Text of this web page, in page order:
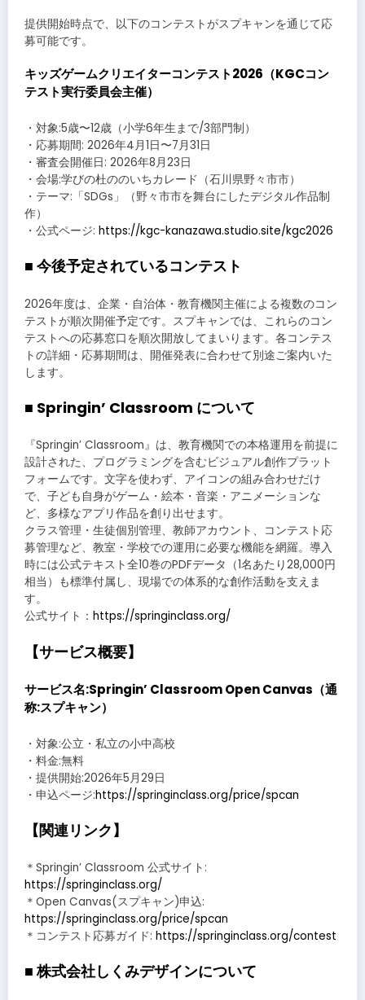
提供開始時点で、以下のコンテストがスプキャンを通じて応
募可能です。
キッズゲームクリエイターコンテスト2026（KGCコン
テスト実行委員会主催）
・対象:5歳〜12歳（小学6年生まで/3部門制）
・応募期間: 2026年4月1日〜7月31日
・審査会開催日: 2026年8月23日
・会場:学びの杜ののいちカレード（石川県野々市市）
・テーマ:「SDGs」（野々市市を舞台にしたデジタル作品制
作）
・公式ページ: https://kgc-kanazawa.studio.site/kgc2026
■ 今後予定されているコンテスト
2026年度は、企業・自治体・教育機関主催による複数のコン
テストが順次開催予定です。スプキャンでは、これらのコン
テストへの応募窓口を順次開放してまいります。各コンテス
トの詳細・応募期間は、開催発表に合わせて別途ご案内いた
します。
■ Springin’ Classroom について
『Springin’ Classroom』は、教育機関での本格運用を前提に
設計された、プログラミングを含むビジュアル創作プラット
フォームです。文字を使わず、アイコンの組み合わせだけ
で、子ども自身がゲーム・絵本・音楽・アニメーションな
ど、多様なアプリ作品を創り出せます。
クラス管理・生徒個別管理、教師アカウント、コンテスト応
募管理など、教室・学校での運用に必要な機能を網羅。導入
時には公式テキスト全10巻のPDFデータ（1名あたり28,000円
相当）も標準付属し、現場での体系的な創作活動を支えま
す。
公式サイト： https://springinclass.org/
【サービス概要】
サービス名:Springin’ Classroom Open Canvas（通
称:スプキャン）
・対象:公立・私立の小中高校
・料金:無料
・提供開始:2026年5月29日
・申込ページ:https://springinclass.org/price/spcan
【関連リンク】
＊Springin’ Classroom 公式サイト:
https://springinclass.org/
＊Open Canvas(スプキャン)申込:
https://springinclass.org/price/spcan
＊コンテスト応募ガイド: https://springinclass.org/contest
■ 株式会社しくみデザインについて